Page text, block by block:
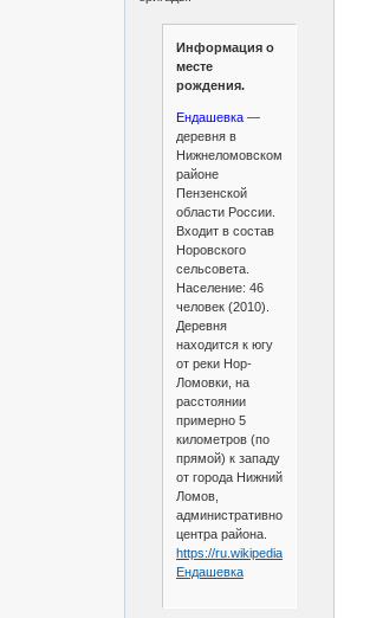
Информация о
месте
рождения.
Ендашевка—
деревня в
Нижнеломовском
районе
Пензенской
области России.
Входит в состав
Норовского
сельсовета.
Население: 46
человек (2010).
Деревня
находится к югу
от реки Нор-
Ломовки, на
расстоянии
примерно 5
километров (по
прямой) к западу
от города Нижний
Ломов,
административного
центра района.
https://ru.wikipedia.org/wiki/
Ендашевка